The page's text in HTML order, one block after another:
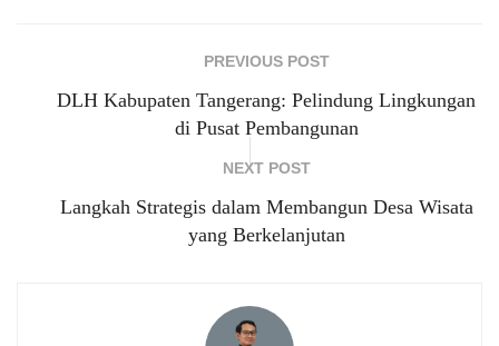
PREVIOUS POST
DLH Kabupaten Tangerang: Pelindung Lingkungan
di Pusat Pembangunan
NEXT POST
Langkah Strategis dalam Membangun Desa Wisata
yang Berkelanjutan